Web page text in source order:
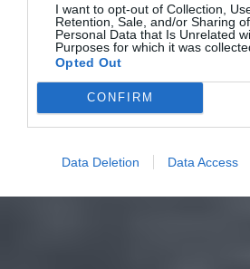
I want to opt-out of Collection,
Retention, Sale, and/or Sharing
Personal Data that Is Unrelated
Purposes for which it was
Opted Out
CONFIRM
Data Deletion Data Access